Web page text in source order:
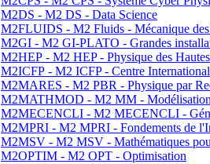
M2DS - M2 DS - Data Science
M2FLUIDS - M2 Fluids - Mécanique
M2GI - M2 GI-PLATO - Grandes
M2HEP - M2 HEP - Physique des
M2ICFP - M2 ICFP - Centre
M2MARES - M2 PBR - Physique par
M2MATHMOD - M2 MM -
M2MECENCLI - M2 MECENCLI -
M2MPRI - M2 MPRI - Fondements de
M2MSV - M2 MSV - Mathématiques
M2OPTIM - M2 OPT - Optimisation